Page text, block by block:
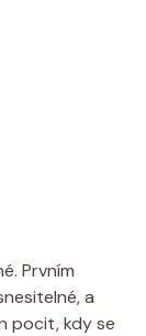
Prvním
a
pocit, ⁣kdy se